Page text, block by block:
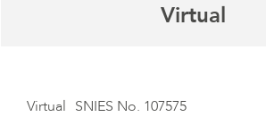
Virtual SNIES No. 107575
Virtual